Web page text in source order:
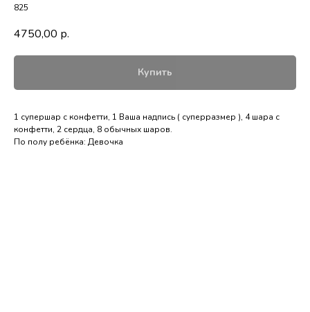
825
4750,00 р.
Купить
1 супершар с конфетти, 1 Ваша надпись ( суперразмер ), 4 шара с
конфетти, 2 сердца, 8 обычных шаров.
По полу ребёнка: Девочка